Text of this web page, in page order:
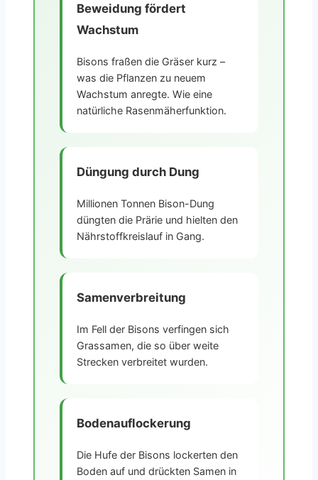
Beweidung fördert
Wachstum
Bisons fraßen die Gräser kurz –
was die Pflanzen zu neuem
Wachstum anregte. Wie eine
natürliche Rasenmäherfunktion.
Düngung durch Dung
Millionen Tonnen Bison-Dung
düngten die Prärie und hielten den
Nährstoffkreislauf in Gang.
Samenverbreitung
Im Fell der Bisons verfingen sich
Grassamen, die so über weite
Strecken verbreitet wurden.
Bodenauflockerung
Die Hufe der Bisons lockerten den
Boden auf und drückten Samen in